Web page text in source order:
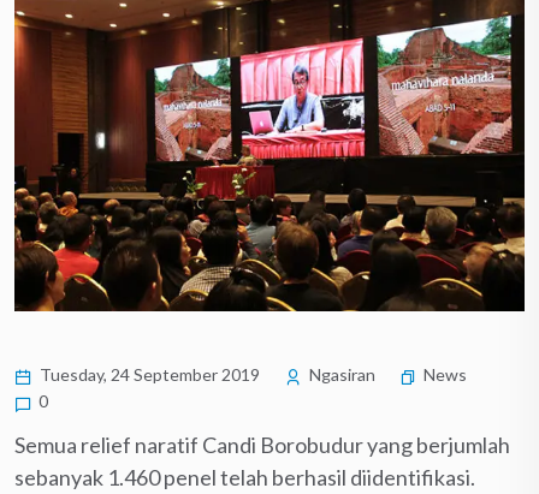
Tuesday, 24 September 2019 Ngasiran
News
0
Semua relief naratif Candi Borobudur yang berjumlah
sebanyak 1.460 penel telah berhasil diidentifikasi.